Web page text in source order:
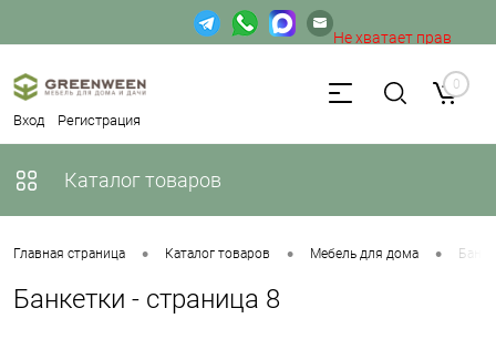
Вход Регистрация
Не хватает прав
доступа к веб-форме. 0
Каталог товаров
Главная страница • Каталог товаров • Мебель для дома •
Банкетки - страница 8